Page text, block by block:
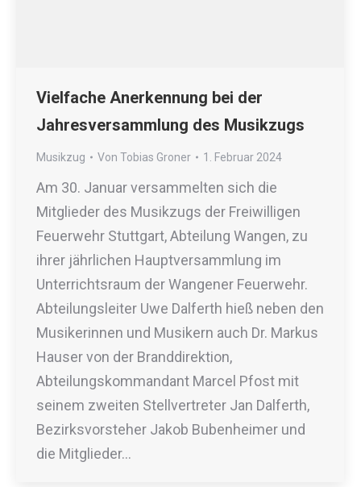
Vielfache Anerkennung bei der
Jahresversammlung des Musikzugs
Musikzug Von Tobias Groner 1. Februar 2024
Am 30. Januar versammelten sich die
Mitglieder des Musikzugs der Freiwilligen
Feuerwehr Stuttgart, Abteilung Wangen, zu
ihrer jährlichen Hauptversammlung im
Unterrichtsraum der Wangener Feuerwehr.
Abteilungsleiter Uwe Dalferth hieß neben den
Musikerinnen und Musikern auch Dr. Markus
Hauser von der Branddirektion,
Abteilungskommandant Marcel Pfost mit
seinem zweiten Stellvertreter Jan Dalferth,
Bezirksvorsteher Jakob Bubenheimer und
die Mitglieder…